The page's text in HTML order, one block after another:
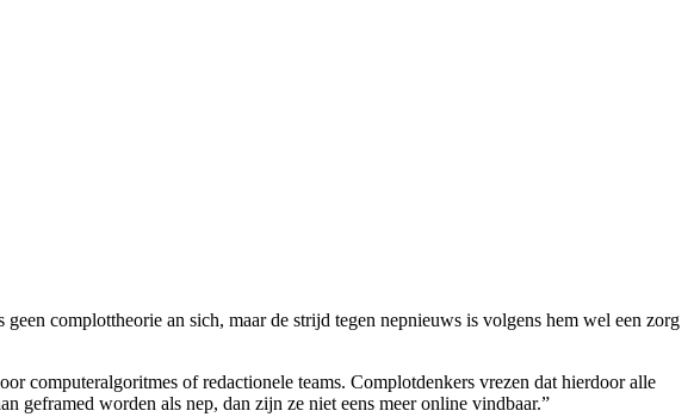
complottheorie an sich, maar de strijd tegen nepnieuws is volgens hem wel een zorg
computeralgoritmes of redactionele teams. Complotdenkers vrezen dat hierdoor alle
geframed worden als nep, dan zijn ze niet eens meer online vindbaar.”